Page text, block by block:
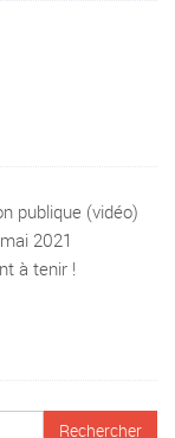
publique (vidéo)
2021
à tenir !